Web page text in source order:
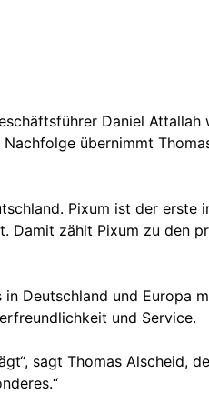
Daniel
übernimmt
Pixum ist der erste
zählt Pixum zu den
Deutschland und Europa
und Service.
sagt Thomas Alscheid,